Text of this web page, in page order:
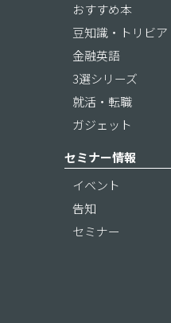
おすすめ本
豆知識・トリビア
金融英語
3選シリーズ
就活・転職
ガジェット
セミナー情報
イベント
告知
セミナー